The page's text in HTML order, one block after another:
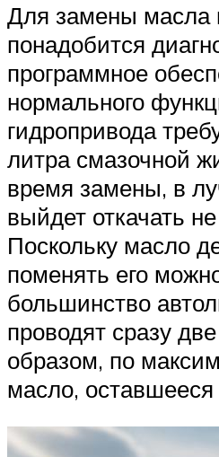
Для замены масла
понадобится
программное
нормального
гидропривода
литра смазочной
время замены, в
выйдет откачать
Поскольку масло
поменять его
большинство
проводят сразу
образом, по
масло,